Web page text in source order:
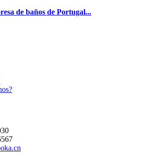
de baños de Portugal...